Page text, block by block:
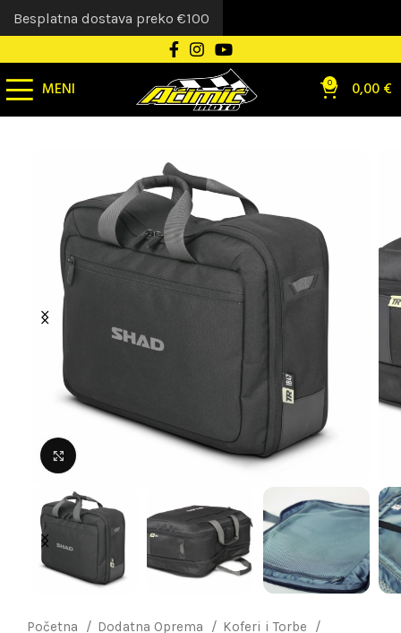
MENI 0 0,00€
Početna Dodatna Oprema
Koferi i Torbe
Besplatna dostava preko €100